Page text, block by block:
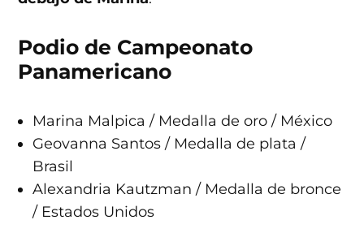
Podio de Campeonato
Panamericano
Marina Malpica / Medalla de oro / México
Geovanna Santos / Medalla de plata /
Brasil
Alexandria Kautzman / Medalla de bronce
/ Estados Unidos